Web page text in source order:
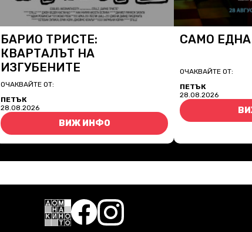
БАРИО ТРИСТЕ:
КВАРТАЛЪТ НА
ИЗГУБЕНИТЕ
ОЧАКВАЙТЕ ОТ:
ПЕТЪК
28.08.2026
ВИЖ ИНФО
САМО
ОЧАКВАЙТЕ ОТ:
ПЕТЪК
28.08.2026